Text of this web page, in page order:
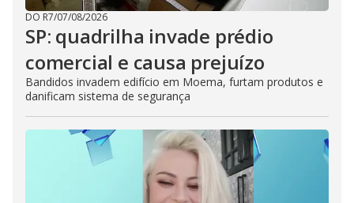
DO R7/07/08/2026
SP: quadrilha invade prédio
comercial e causa prejuízo
Bandidos invadem edifício em Moema, furtam produtos e
danificam sistema de segurança